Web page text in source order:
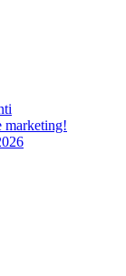
marketing!